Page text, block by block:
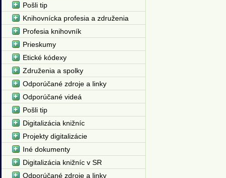
Pošli tip
Knihovnícka profesia a združenia
Profesia knihovník
Prieskumy
Etické kódexy
Združenia a spolky
Odporúčané zdroje a linky
Odporúčané videá
Pošli tip
Digitalizácia knižníc
Projekty digitalizácie
Iné dokumenty
Digitalizácia knižníc v SR
Odporúčané zdroje a linky